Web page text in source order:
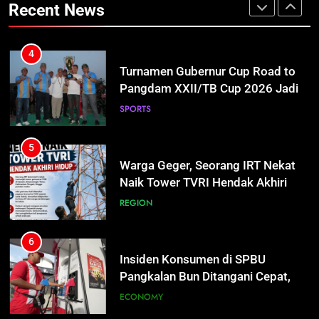
Wadah Kembangkan Talenta Muda
5
Warga Geger, Seorang IRT Nekat
Naik Tower TVRI Hendak Akhiri
Hidup
6
Insiden Konsumen di SPBU
Pangkalan Bun Ditangani Cepat,
Tetap Jalan
7
Sistem Listrik Kalselteng Masih
Siaga, PLN Batasi Pasokan Selama
7 Hari
Recent News
Bhayu Rhama Siap Kawal Sejak
100 Hari Pertama
4
Turnamen Gubernur Cup Road to
Pangdam XXII/TB Cup 2026 Jadi
Wadah Kembangkan Talenta Muda
SPORTS
5
Warga Geger, Seorang IRT Nekat
Naik Tower TVRI Hendak Akhiri
Hidup
REGION
6
Insiden Konsumen di SPBU
Pangkalan Bun Ditangani Cepat,
Pertamina Pastikan Pelayanan
ECONOMY